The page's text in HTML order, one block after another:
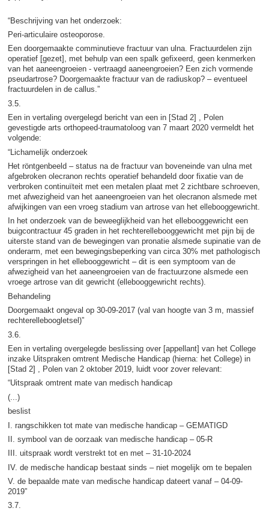
“Beschrijving van het onderzoek:
Peri-articulaire osteoporose.
Een doorgemaakte comminutieve fractuur van ulna. Fractuurdelen zijn
operatief [gezet], met behulp van een spalk gefixeerd, geen kenmerken
van het aaneengroeien - vertraagd aaneengroeien? Een zich vormende
pseudartrose? Doorgemaakte fractuur van de radiuskop? – eventueel
fractuurdelen in de callus.”
3.5.
Een in vertaling overgelegd bericht van een in [Stad 2] , Polen
gevestigde arts orthopeed-traumatoloog van 7 maart 2020 vermeldt het
volgende:
“Lichamelijk onderzoek
Het röntgenbeeld – status na de fractuur van boveneinde van ulna met
afgebroken olecranon rechts operatief behandeld door fixatie van de
verbroken continuïteit met een metalen plaat met 2 zichtbare schroeven,
met afwezigheid van het aaneengroeien van het olecranon alsmede met
afwijkingen van een vroeg stadium van artrose van het ellebooggewricht.
In het onderzoek van de beweeglijkheid van het ellebooggewricht een
buigcontractuur 45 graden in het rechterellebooggewricht met pijn bij de
uiterste stand van de bewegingen van pronatie alsmede supinatie van de
onderarm, met een bewegingsbeperking van circa 30% met pathologisch
verspringen in het ellebooggewricht – dit is een symptoom van de
afwezigheid van het aaneengroeien van de fractuurzone alsmede een
vroege artrose van dit gewricht (ellebooggewricht rechts).
Behandeling
Doorgemaakt ongeval op 30-09-2017 (val van hoogte van 3 m, massief
rechterelleboogletsel)”
3.6.
Een in vertaling overgelegde beslissing over [appellant] van het College
inzake Uitspraken omtrent Medische Handicap (hierna: het College) in
[Stad 2] , Polen van 2 oktober 2019, luidt voor zover relevant:
“Uitspraak omtrent mate van medisch handicap
(...)
beslist
I. rangschikken tot mate van medische handicap – GEMATIGD
II. symbool van de oorzaak van medische handicap – 05-R
III. uitspraak wordt verstrekt tot en met – 31-10-2024
IV. de medische handicap bestaat sinds – niet mogelijk om te bepalen
V. de bepaalde mate van medische handicap dateert vanaf – 04-09-
2019”
3.7.